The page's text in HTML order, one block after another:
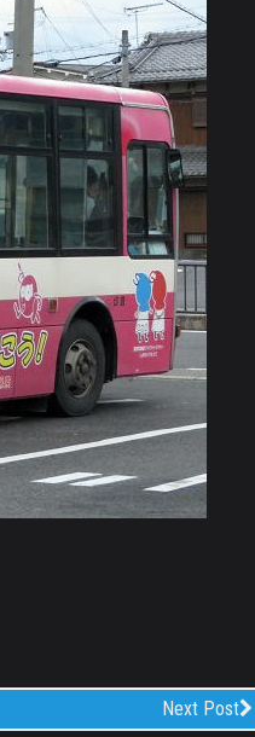
Next Post